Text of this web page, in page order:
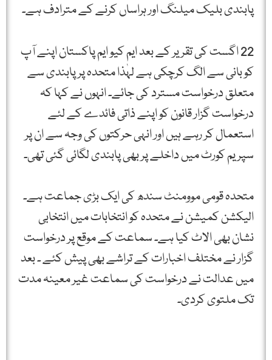
پابندی بلیک میلنگ اور ہراساں کرنے کے مترادف ہے۔
22 اگست کی تقریر کے بعد ایم کیو ایم پاکستان اپنے آپ
کو بانی سے الگ کرچکی ہے لہٰذا متحدہ پر پابندی سے
متعلق درخواست مسترد کی جائے۔ انہوں نے کہا کہ
درخواست گزار قانون کو اپنے ذاتی فائدے کے لئے
استعمال کر رہے ہیں اور انہی حرکتوں کی وجہ سے ان پر
سپریم کورٹ میں داخلے پر بھی پابندی لگائی گئی تھی۔
متحدہ قومی موومنٹ سندھ کی ایک بڑی جماعت ہے۔
الیکشن کمیشن نے متحدہ کو انتخابات میں انتخابی
نشان بھی الاٹ کیا ہے۔ سماعت کے موقع پر درخواست
گزار نے مختلف اخبارات کے تراشے بھی پیش کئے ۔ بعد
میں عدالت نے درخواست کی سماعت غیر معینہ مدت
تک ملتوی کردی۔